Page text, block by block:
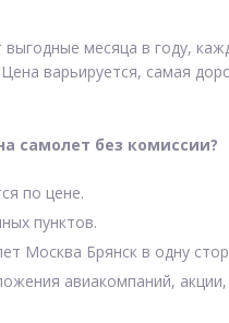
месяца в году,
варьируется, самая
самолет без комиссии?
по цене.
пунктов.
Москва Брянск в одну
авиакомпаний,